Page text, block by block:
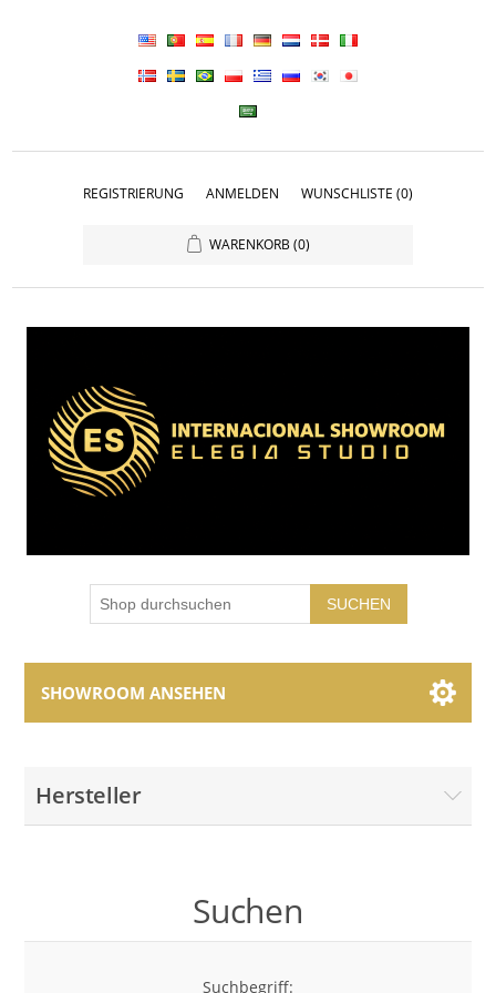
REGISTRIERUNG ANMELDEN WUNSCHLISTE (0)
WARENKORB (0)
SUCHEN
SHOWROOM ANSEHEN
Collections
Hersteller
Suchen
Suchbegriff: